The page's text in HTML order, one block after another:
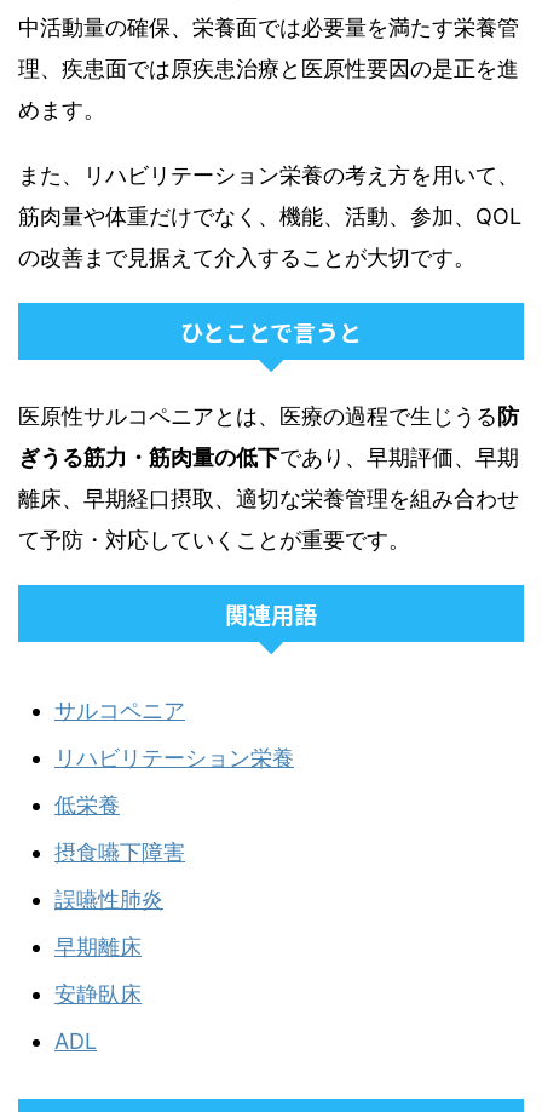
中活動量の確保、栄養面では必要量を満たす栄養管
理、疾患面では原疾患治療と医原性要因の是正を進
めます。
また、リハビリテーション栄養の考え方を用いて、
筋肉量や体重だけでなく、機能、活動、参加、QOL
の改善まで見据えて介入することが大切です。
ひとことで言うと
医原性サルコペニアとは、医療の過程で生じうる 防
ぎうる筋力・筋肉量の低下であり、早期評価、早期
離床、早期経口摂取、適切な栄養管理を組み合わせ
て予防・対応していくことが重要です。
関連用語
サルコペニア
リハビリテーション栄養
低栄養
摂食嚥下障害
誤嚥性肺炎
早期離床
安静臥床
ADL